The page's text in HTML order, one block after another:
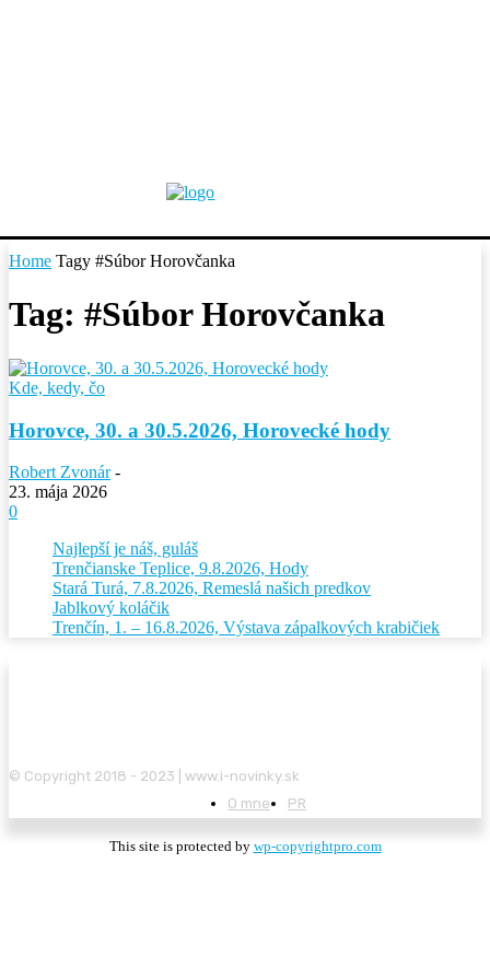
Home Tagy #Súbor Horovčanka
Tag: #Súbor Horovčanka
Kde, kedy, čo
Horovce, 30. a 30.5.2026, Horovecké hody
Robert Zvonár -
23. mája 2026
0
Najlepší je náš, guláš
Trenčianske Teplice, 9.8.2026, Hody
Stará Turá, 7.8.2026, Remeslá našich predkov
Jablkový koláčik
Trenčín, 1. – 16.8.2026, Výstava zápalkových krabičiek
© Copyright 2018 - 2023 | www.i-novinky.sk
O mne
PR
This site is protected by wp-copyrightpro.com